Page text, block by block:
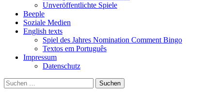
Unveröffentlichte Spiele
Beeple
Soziale Medien
English texts
Spiel des Jahres Nomination Comment Bingo
Textos em Português
Impressum
Datenschutz
Suchen
nach: